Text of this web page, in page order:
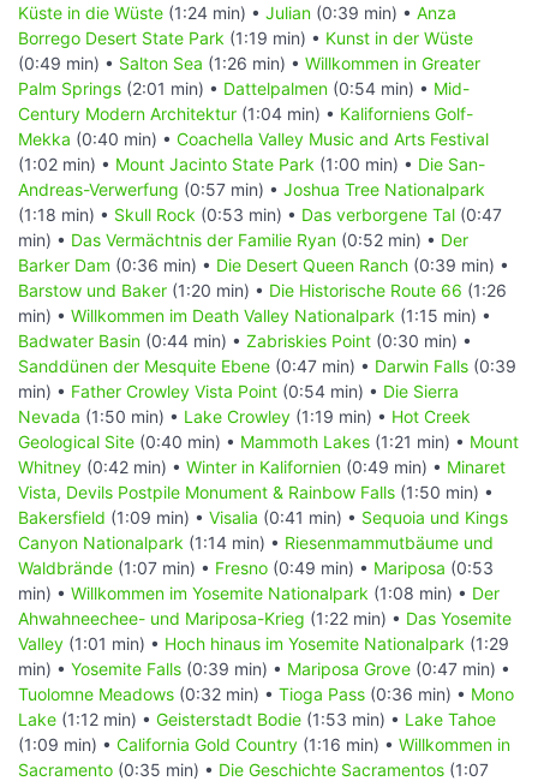
Küste in die Wüste (1:24 min) • Julian (0:39 min) • Anza
Borrego Desert State Park (1:19 min) • Kunst in der Wüste
(0:49 min) • Salton Sea (1:26 min) • Willkommen in Greater
Palm Springs (2:01 min) • Dattelpalmen (0:54 min) • Mid-
Century Modern Architektur (1:04 min) • Kaliforniens Golf-
Mekka (0:40 min) • Coachella Valley Music and Arts Festival
(1:02 min) • Mount Jacinto State Park (1:00 min) • Die San-
Andreas-Verwerfung (0:57 min) • Joshua Tree Nationalpark
(1:18 min) • Skull Rock (0:53 min) • Das verborgene Tal (0:47
min) • Das Vermächtnis der Familie Ryan (0:52 min) • Der
Barker Dam (0:36 min) • Die Desert Queen Ranch (0:39 min) •
Barstow und Baker (1:20 min) • Die Historische Route 66 (1:26
min) • Willkommen im Death Valley Nationalpark (1:15 min) •
Badwater Basin (0:44 min) • Zabriskies Point (0:30 min) •
Sanddünen der Mesquite Ebene (0:47 min) • Darwin Falls (0:39
min) • Father Crowley Vista Point (0:54 min) • Die Sierra
Nevada (1:50 min) • Lake Crowley (1:19 min) • Hot Creek
Geological Site (0:40 min) • Mammoth Lakes (1:21 min) • Mount
Whitney (0:42 min) • Winter in Kalifornien (0:49 min) • Minaret
Vista, Devils Postpile Monument & Rainbow Falls (1:50 min) •
Bakersfield (1:09 min) • Visalia (0:41 min) • Sequoia und Kings
Canyon Nationalpark (1:14 min) • Riesenmammutbäume und
Waldbrände (1:07 min) • Fresno (0:49 min) • Mariposa (0:53
min) • Willkommen im Yosemite Nationalpark (1:08 min) • Der
Ahwahneechee- und Mariposa-Krieg (1:22 min) • Das Yosemite
Valley (1:01 min) • Hoch hinaus im Yosemite Nationalpark (1:29
min) • Yosemite Falls (0:39 min) • Mariposa Grove (0:47 min) •
Tuolomne Meadows (0:32 min) • Tioga Pass (0:36 min) • Mono
Lake (1:12 min) • Geisterstadt Bodie (1:53 min) • Lake Tahoe
(1:09 min) • California Gold Country (1:16 min) • Willkommen in
Sacramento (0:35 min) • Die Geschichte Sacramentos (1:07